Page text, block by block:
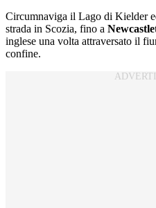
Circumnaviga il Lago di Kielder
strada in Scozia, fino a
inglese una volta attraversato il
confine.